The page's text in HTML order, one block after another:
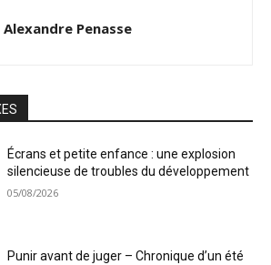
Alexandre Penasse
Écrans et petite enfance : une explosion
silencieuse de troubles du développement
05/08/2026
Punir avant de juger – Chronique d’un été